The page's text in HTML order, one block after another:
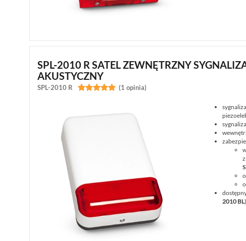
SPL-2010 R SATEL ZEWNĘTRZNY
AKUSTYCZNY
SPL-2010 R 
 (1 opinia)
2010 BL